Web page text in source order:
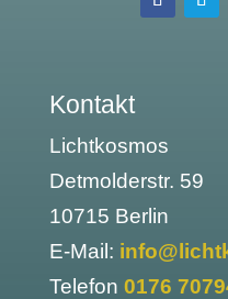
Kontakt
Lichtkosmos
Detmolderstr. 59
10715 Berlin
E-Mail:
Telefon 0176